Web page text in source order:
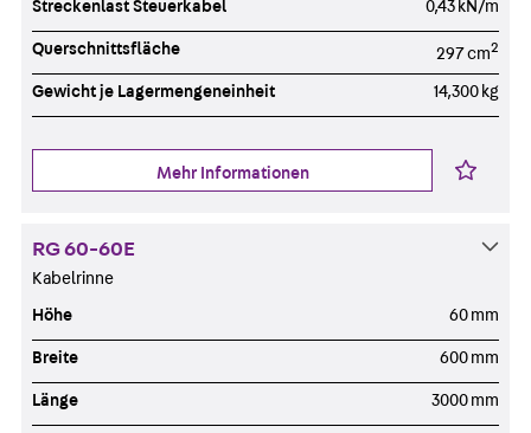
Streckenlast Steuerkabel 0,43 kN/m
Querschnittsfläche 297 cm2
Gewicht je Lagermengeneinheit 14,300 kg
Mehr Informationen
RG 60-60E
Kabelrinne
Höhe 60 mm
Breite 600 mm
Länge 3000 mm